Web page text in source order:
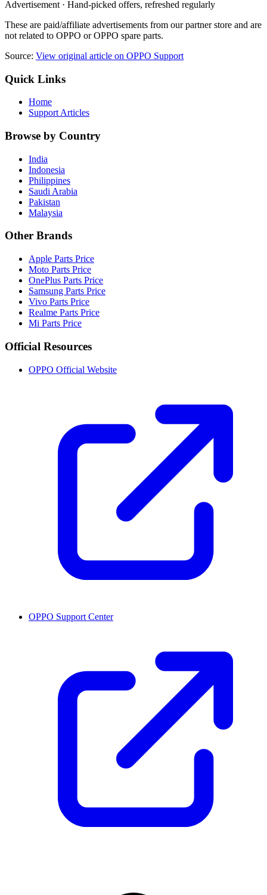
Advertisement · Hand-picked offers, refreshed regularly
These are paid/affiliate advertisements from our partner store and are
not related to OPPO or OPPO spare parts.
Source: View original article on OPPO Support
Quick Links
Home
Support Articles
Browse by Country
India
Indonesia
Philippines
Saudi Arabia
Pakistan
Malaysia
Other Brands
Apple Parts Price
Moto Parts Price
OnePlus Parts Price
Samsung Parts Price
Vivo Parts Price
Realme Parts Price
Mi Parts Price
Official Resources
OPPO Official Website
OPPO Support Center